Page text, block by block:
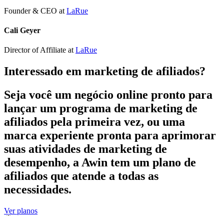
Founder & CEO at LaRue
Cali Geyer
Director of Affiliate atLaRue
Interessado em marketing de afiliados?
Seja você um negócio online pronto para
lançar um programa de marketing de
afiliados pela primeira vez, ou uma
marca experiente pronta para aprimorar
suas atividades de marketing de
desempenho, a Awin tem um plano de
afiliados que atende a todas as
necessidades.
Ver planos